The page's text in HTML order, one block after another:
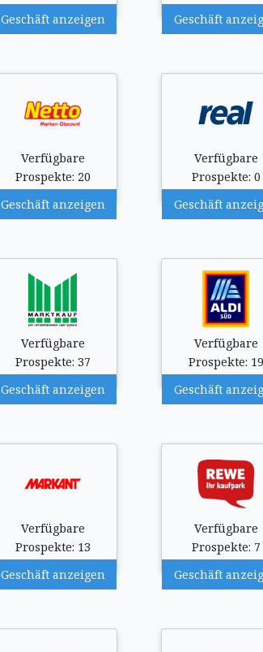
Geschäft anzeigen
Geschäft
Verfügbare
Prospekte: 20
Geschäft anzeigen
Verfügbare
Prospekte: 0
Geschäft
Verfügbare
Prospekte: 37
Geschäft anzeigen
Verfügbare
Prospekte: 19
Geschäft
Verfügbare
Prospekte: 13
Geschäft anzeigen
Verfügbare
Prospekte: 7
Geschäft